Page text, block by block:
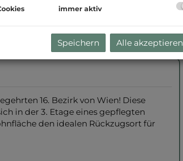
16. Bezirk von Wien! Diese
in der 3. Etage eines gepflegten
den idealen Rückzugsort für
immer aktiv
Speichern Alle akzeptieren